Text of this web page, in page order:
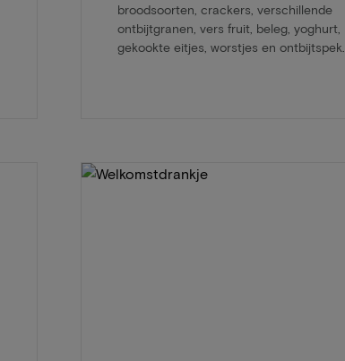
broodsoorten, crackers, verschillende
ontbijtgranen, vers fruit, beleg, yoghurt,
gekookte eitjes, worstjes en ontbijtspek.